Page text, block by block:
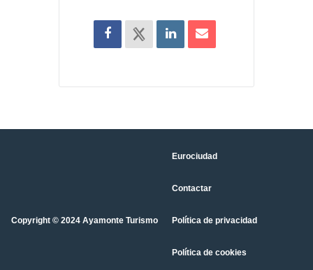
Copyright © 2024 Ayamonte Turismo
Eurociudad
Contactar
Política de privacidad
Política de cookies